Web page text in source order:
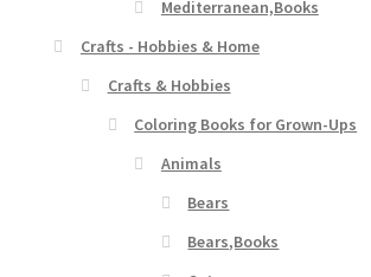
Mediterranean,Books
Crafts - Hobbies & Home
Crafts & Hobbies
Coloring Books for Grown-Ups
Animals
Bears
Bears,Books